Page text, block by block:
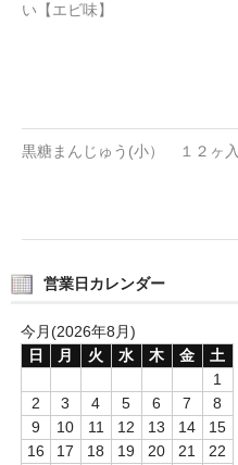
会社情報
お問合せ
送料のご案内
スタッフブログ
い【エビ味】
黒糖まんじゅう(小） １２ヶ入
営業日カレンダー
今月(2026年8月)
日
月 火 水 木 金
土
1
2
3 4 5 6 7
8
9
10 11 12 13 14
15
16
17 18 19 20 21
22